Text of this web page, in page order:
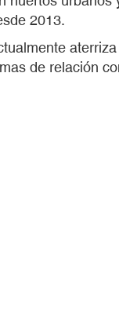
2013.
de relación